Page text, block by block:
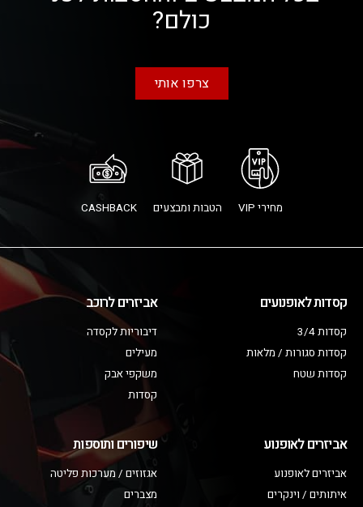
כולם?
צרפו אותי
מחירי VIP הטבות ומבצעים CASHBACK
קסדות לאופנועים
קסדות 3/4
קסדות סגורות / מלאות
קסדות שטח
אביזרים לרוכב
דיבוריות לקסדה
מעילים
משקפי אבק
קסדות
אביזרים לאופנוע
אביזרים לאופנוע
איתותים / וינקרים
שיפורים ותוספות
אגזוזים / מערכות פליטה
מצברים